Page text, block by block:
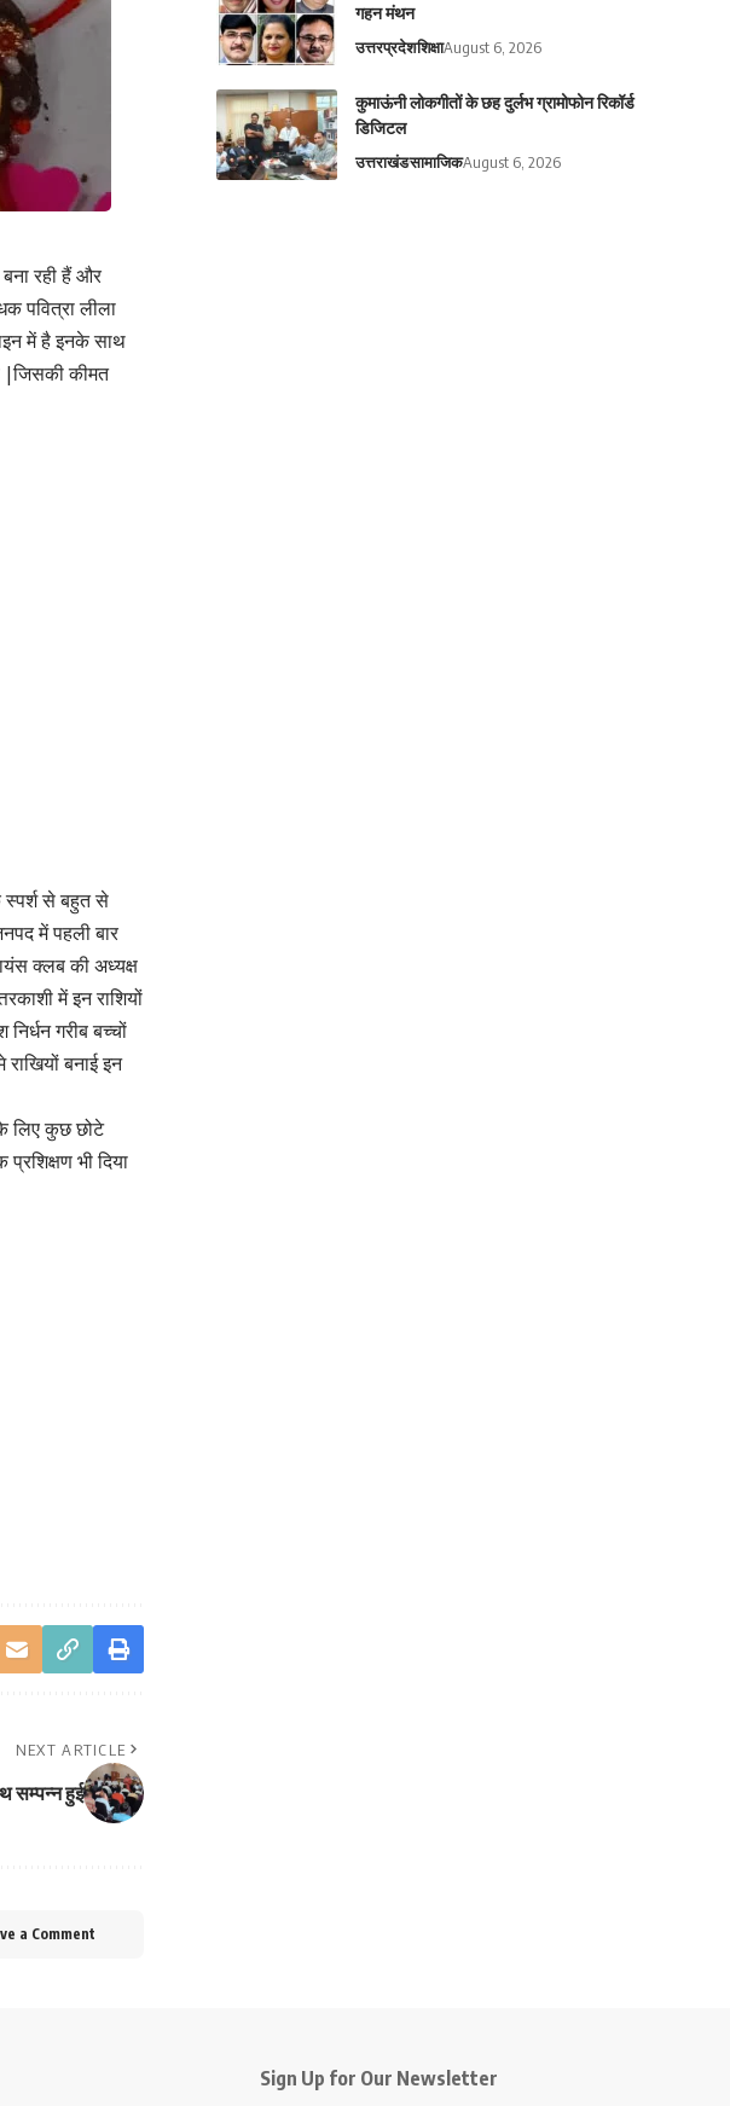
बना रही हैं और
पवित्रा लीला
में है इनके साथ
|जिसकी कीमत
स्पर्श से बहुत से
में पहली बार
क्लब की अध्यक्ष
में इन राशियों
गरीब बच्चों
बनाई इन
के लिए कुछ छोटे
भी दिया
NEXT ARTICLE
सम्पन्न हुई
a Comment
गहन मंथन
उत्तरप्रदेशशिक्षाAugust 6, 2026
कुमाऊंनी लोकगीतों के छह दुर्लभ ग्रामोफोन रिकॉर्ड
डिजिटल
उत्तराखंडसामाजिकAugust 6, 2026
Sign Up for Our Newsletter